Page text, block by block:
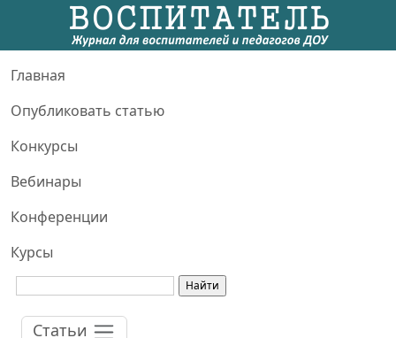
Главная
Опубликовать статью
Конкурсы
Вебинары
Конференции
Курсы
Статьи